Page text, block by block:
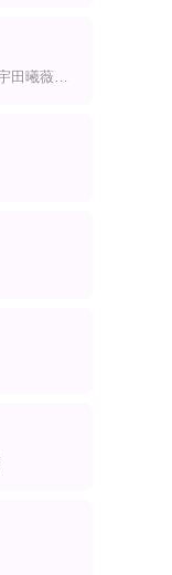
20260804忙里偷闲录：王安宇田曦薇共创